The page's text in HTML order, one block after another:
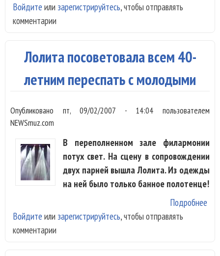
Войдите или зарегистрируйтесь, чтобы отправлять
комментарии
Лолита посоветовала всем 40-
летним переспать с молодыми
Опубликовано пт, 09/02/2007 - 14:04 пользователем
NEWSmuz.com
В переполненном зале филармонии
потух свет. На сцену в сопровождении
двух парней вышла Лолита. Из одежды
на ней было только банное полотенце!
Подробнее
Войдите или зарегистрируйтесь, чтобы отправлять
комментарии